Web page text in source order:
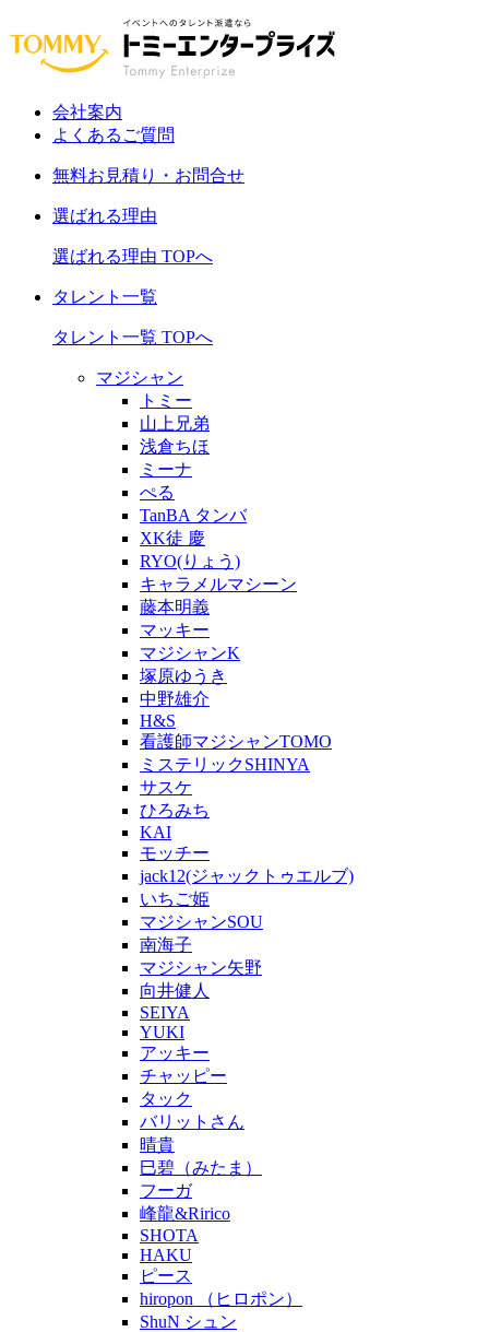
会社案内
よくあるご質問
無料お見積り・お問合せ
選ばれる理由
選ばれる理由 TOPへ
タレント一覧
タレント一覧 TOPへ
マジシャン
トミー
山上兄弟
浅倉ちほ
ミーナ
ぺる
TanBA タンバ
XK徒 慶
RYO(りょう)
キャラメルマシーン
藤本明義
マッキー
マジシャンK
塚原ゆうき
中野雄介
H&S
看護師マジシャンTOMO
ミステリックSHINYA
サスケ
ひろみち
KAI
モッチー
jack12(ジャックトゥエルブ)
いちご姫
マジシャンSOU
南海子
マジシャン矢野
向井健人
SEIYA
YUKI
アッキー
チャッピー
タック
バリットさん
晴貴
巳碧（みたま）
フーガ
峰龍&Ririco
SHOTA
HAKU
ピース
hiropon （ヒロポン）
ShuN シュン